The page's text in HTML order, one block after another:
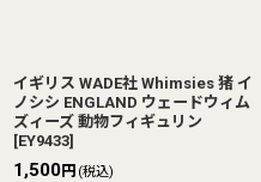
イギリス WADE社 Whimsies 猪 イ
ノシシ ENGLAND ウェードウィム
ズィーズ 動物フィギュリン
[EY9433]
1,500円 (税込)